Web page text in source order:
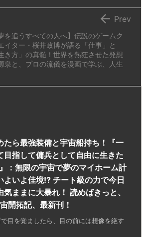
夢を追うすべての人へ】伝説のゲームク
イター・桜井政博が語る「仕事」と
き方」の真髄！世界を熱狂させた発想
泉と、プロの流儀を漫画で学ぶ、人生
 Prev
たら最強装備と宇宙船持ち！『一
目指して傭兵として自由に生きた
：無限の宇宙で夢のマイホーム計
よいよ佳境!? チート級の力で今日
気ままに大暴れ！ 読めばきっと、
開拓記、最新刊！
目を覚ましたら、目の前には想像を絶す